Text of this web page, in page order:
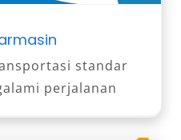
standar
perjalanan